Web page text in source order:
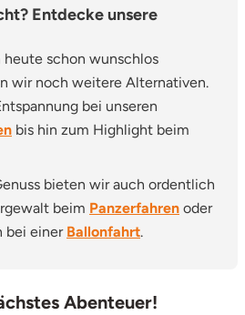
Entdecke unsere
schon wunschlos
wir noch weitere Alternativen.
bei unseren
bis hin zum Highlight beim
bieten wir auch ordentlich
beim Panzerfahren oder
bei einer Ballonfahrt.
Abenteuer!